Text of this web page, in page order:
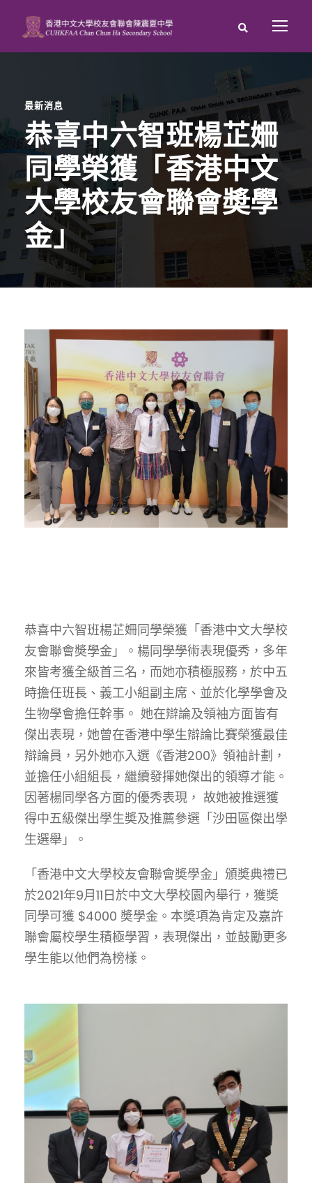
最新消息
恭喜中六智班楊芷姍
同學榮獲「香港中文
大學校友會聯會奬學
金」
恭喜中六智班楊芷姍同學榮獲「香港中文大學校
友會聯會奬學金」。楊同學學術表現優秀，多年
來皆考獲全級首三名，而她亦積極服務，於中五
時擔任班長、義工小組副主席、並於化學學會及
生物學會擔任幹事。 她在辯論及領袖方面皆有
傑出表現，她曾在香港中學生辯論比賽榮獲最佳
辯論員，另外她亦入選《香港200》領袖計劃，
並擔任小組組長，繼續發揮她傑出的領導才能。
因著楊同學各方面的優秀表現， 故她被推選獲
得中五級傑出學生奬及推薦參選「沙田區傑出學
生選舉」。
「香港中文大學校友會聯會奬學金」頒奬典禮已
於2021年9月11日於中文大學校園內舉行，獲奬
同學可獲 $4000 奬學金。本奬項為肯定及嘉許
聯會屬校學生積極學習，表現傑出，並鼓勵更多
學生能以他們為榜樣。